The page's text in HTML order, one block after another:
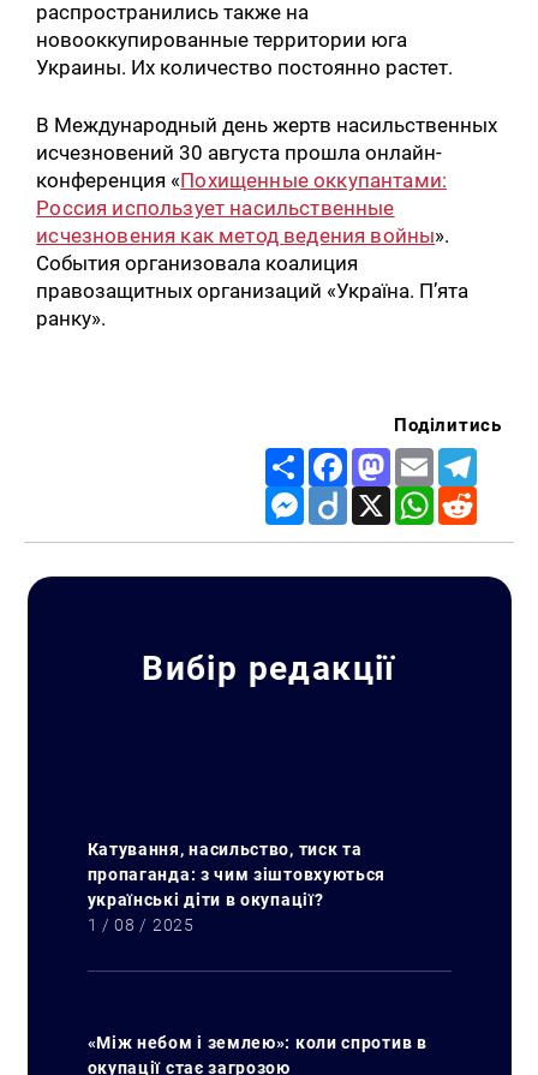
распространились также на
новооккупированные территории юга
Украины. Их количество постоянно растет.
В Международный день жертв насильственных
исчезновений 30 августа прошла онлайн-
конференция «Похищенные оккупантами:
Россия использует насильственные
исчезновения как метод ведения войны».
События организовала коалиция
правозащитных организаций «Україна. П’ята
ранку».
Поділитись
Share FacebookMastodon
Email
Messenger
Diigo X WhatsApp
Вибір редакції
Катування, насильство, тиск та
пропаганда: з чим зіштовхуються
українські діти в окупації?
1 / 08 / 2025
«Між небом і землею»: коли спротив в
окупації стає загрозою